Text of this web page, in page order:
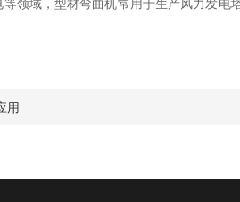
域，型材弯曲机常用于生产风力发电
用